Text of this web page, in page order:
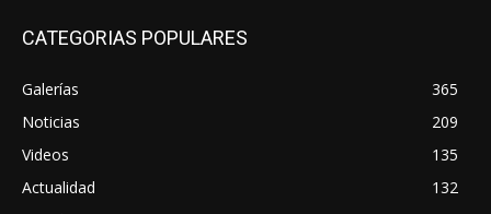
CATEGORIAS POPULARES
Galerías
365
Noticias
209
Videos
135
Actualidad
132